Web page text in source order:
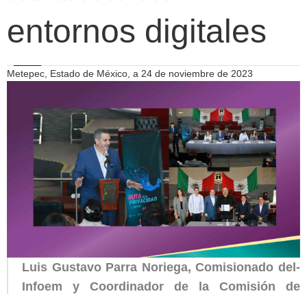
entornos digitales
Metepec, Estado de México, a 24 de noviembre de 2023
Luis Gustavo Parra Noriega, Comisionado del-
Infoem y Coordinador de la Comisión de